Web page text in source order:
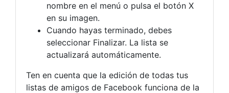
nombre en el menú o pulsa el botón X
en su imagen.
Cuando hayas terminado, debes
seleccionar Finalizar. La lista se
actualizará automáticamente.
Ten en cuenta que la edición de todas tus
listas de amigos de Facebook funciona de la